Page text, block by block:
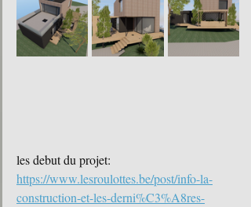
les debut du projet:
https://www.lesroulottes.be/post/info-la-
construction-et-les-derni%C3%A8res-